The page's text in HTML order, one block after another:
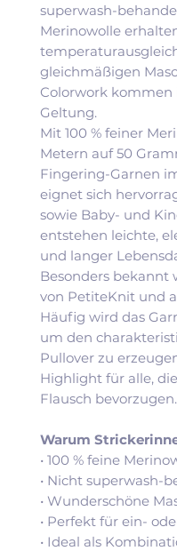
superwash-
Merinowolle
gleichmäßigen
Colorwork kommen
Geltung.
Mit 100 % feiner
Metern auf 50
Fingering-Garnen
eignet sich
sowie Baby- und
entstehen leichte,
und langer
Besonders bekannt
von PetiteKnit und
Häufig wird das
um den
Pullover zu
Highlight für alle,
Flausch bevorzugen.
Warum
• 100 % feine
• Nicht superwash-
• Wunderschöne
• Perfekt für ein-
• Ideal als